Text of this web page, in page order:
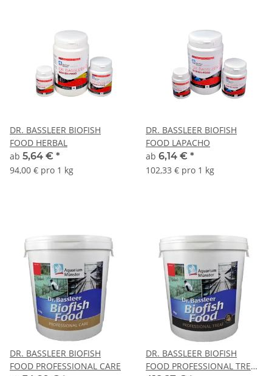
DR. BASSLEER BIOFISH
FOOD HERBAL
ab 5,64 € *
94,00 € pro 1 kg
DR. BASSLEER BIOFISH
FOOD LAPACHO
ab 6,14 € *
102,33 € pro 1 kg
DR. BASSLEER BIOFISH
FOOD PROFESSIONAL CARE
DR. BASSLEER BIOFISH
FOOD PROFESSIONAL TREAT